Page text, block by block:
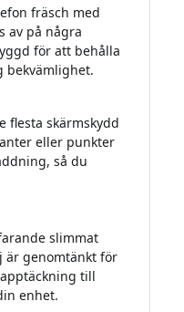
fräsch med
av på några
för att behålla
bekvämlighet.
flesta skärmskydd
eller punkter
så du
slimmat
är genomtänkt för
till
enhet.